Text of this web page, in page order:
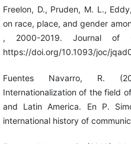
Freelon, D., Pruden, M. L.,
on race, place, and gender
, 2000-2019. Journal of
https://doi.org/10.1093/joc/
Fuentes Navarro, R.
Internationalization of the field
and Latin America. En P.
international history of